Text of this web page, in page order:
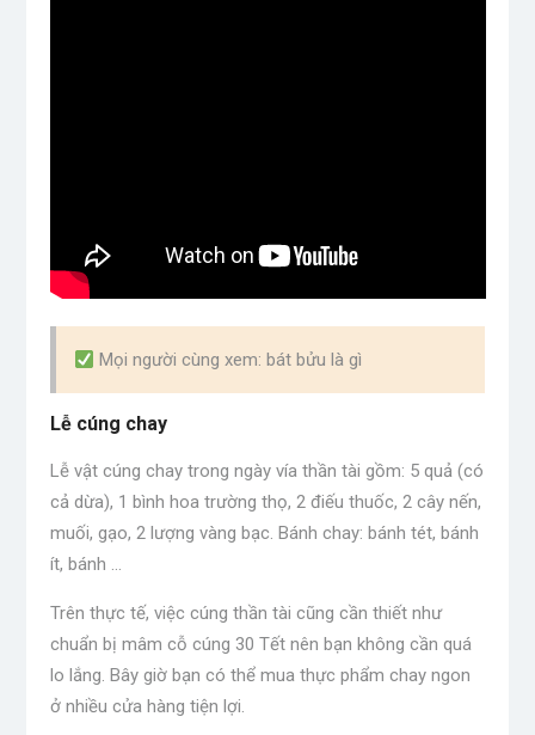
Mọi người cùng xem: bát bửu là gì
Lễ cúng chay
Lễ vật cúng chay trong ngày vía thần tài gồm: 5 quả (có
cả dừa), 1 bình hoa trường thọ, 2 điếu thuốc, 2 cây nến,
muối, gạo, 2 lượng vàng bạc. Bánh chay: bánh tét, bánh
ít, bánh …
Trên thực tế, việc cúng thần tài cũng cần thiết như
chuẩn bị mâm cỗ cúng 30 Tết nên bạn không cần quá
lo lắng. Bây giờ bạn có thể mua thực phẩm chay ngon
ở nhiều cửa hàng tiện lợi.